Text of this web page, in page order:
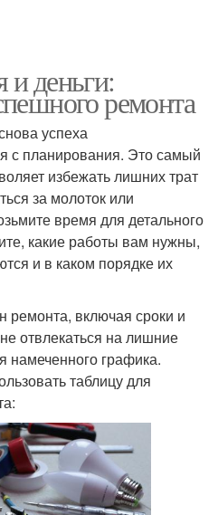
деньги:
ремонта
успеха
с планирования. Это самый
избежать лишних трат
за молоток или
время для детального
какие работы вам нужны,
и в каком порядке их
ремонта, включая сроки и
отвлекаться на лишние
намеченного графика.
таблицу для